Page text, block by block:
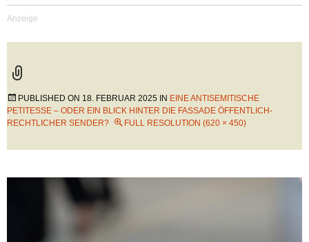
PUBLISHED ON 18. FEBRUAR 2025 IN EINE ANTISEMITISCHE
PETITESSE – ODER EIN BLICK HINTER DIE FASSADE ÖFFENTLICH-
RECHTLICHER SENDER?
FULL RESOLUTION (620 × 450)